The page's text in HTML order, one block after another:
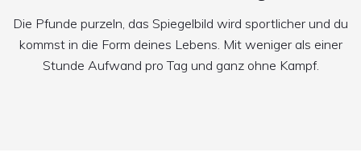
Die Pfunde purzeln, das Spiegelbild wird sportlicher und du
kommst in die Form deines Lebens. Mit weniger als einer
Stunde Aufwand pro Tag und ganz ohne Kampf.